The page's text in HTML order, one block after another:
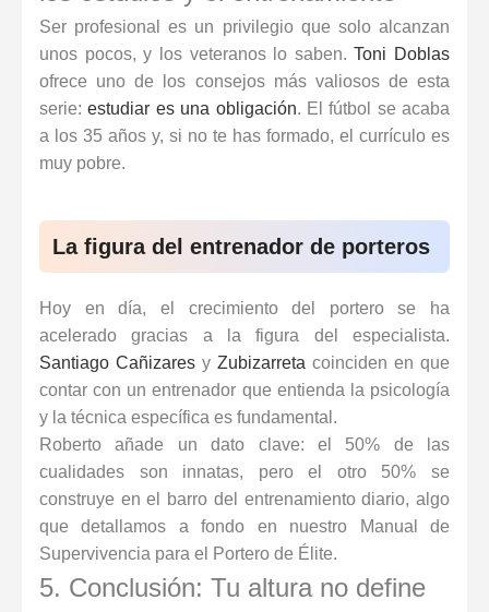
Ser profesional es un privilegio que solo alcanzan
unos pocos, y los veteranos lo saben.Toni Doblas
ofrece uno de los consejos más valiosos de esta
serie:estudiar es una obligación. El fútbol se acaba
a los 35 años y, si no te has formado, el currículo es
muy pobre.
La figura del entrenador de porteros
Hoy en día, el crecimiento del portero se ha
acelerado gracias a la figura del especialista.
Santiago Cañizares y Zubizarreta coinciden en que
contar con un entrenador que entienda la psicología
y la técnica específica es fundamental.
Roberto añade un dato clave: el 50% de las
cualidades son innatas, pero el otro 50% se
construye en el barro del entrenamiento diario, algo
que detallamos a fondo en nuestro
Manual de
Supervivencia para el Portero de Élite.
5. Conclusión: Tu altura no define